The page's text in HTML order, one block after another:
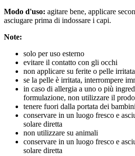
Modo d'uso: agitare bene, applicare
asciugare prima di indossare i capi.
Note:
solo per uso esterno
evitare il contatto con gli occhi
non applicare su ferite o pelle irritata
se la pelle è irritata, interrompere
in caso di allergia a uno o più
formulazione, non utilizzare il
tenere fuori dalla portata dei bambini
conservare in un luogo fresco e
solare diretta
non utilizzare su animali
conservare in un luogo fresco e
solare diretta